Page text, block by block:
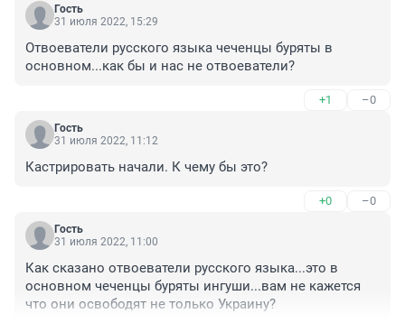
Гость
31 июля 2022, 15:29
Отвоеватели русского языка чеченцы буряты в
основном...как бы и нас не отвоеватели?
+1 –0
Гость
31 июля 2022, 11:12
Кастрировать начали. К чему бы это?
+0 –0
Гость
31 июля 2022, 11:00
Как сказано отвоеватели русского языка...это в
основном чеченцы буряты ингуши...вам не кажется
что они освободят не только Украину?